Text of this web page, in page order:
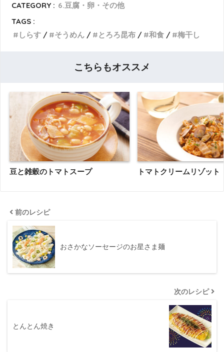
CATEGORY : 6.豆腐・卵・その他
TAGS :
しらす
そうめん とろろ昆布 和食 梅干し
こちらもオススメ
豆と雑穀のトマトスープ トマトクリームリゾット
前のレシピ
おさかなソーセージのお星さま麺
次のレシピ
とんとん焼き